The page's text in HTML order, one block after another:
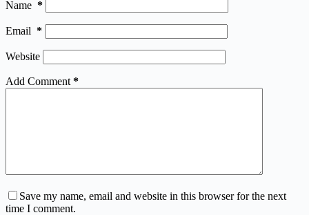
Name *
Email *
Website
Add Comment *
Save my name, email and website in this browser for the next
time I comment.